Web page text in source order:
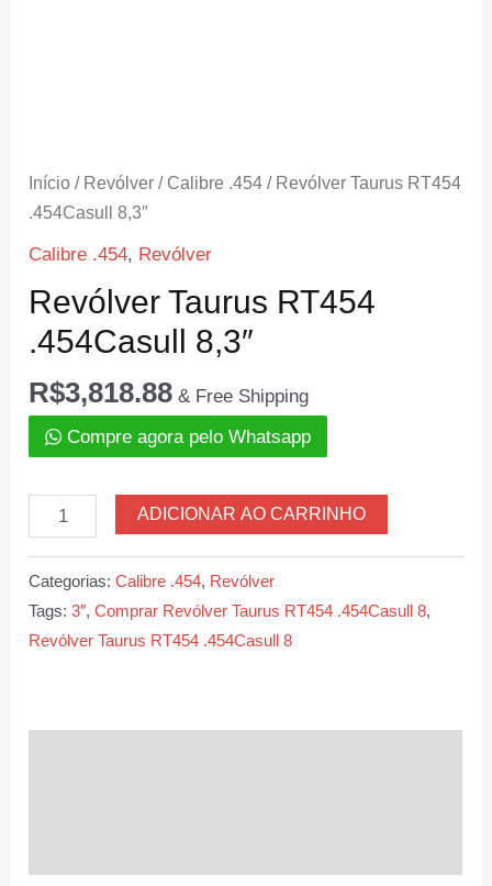
Início / Revólver / Calibre .454 / Revólver Taurus RT454
.454Casull 8,3″
Calibre .454, Revólver
Revólver Taurus RT454
.454Casull 8,3″
R$3,818.88 & Free Shipping
Compre agora pelo Whatsapp
Revólver
Taurus
.454Casull
8,3″
ADICIONAR AO CARRINHO
Categorias:Calibre .454, Revólver
Tags:3″,Comprar Revólver Taurus RT454 .454Casull 8,
Revólver Taurus RT454 .454Casull 8